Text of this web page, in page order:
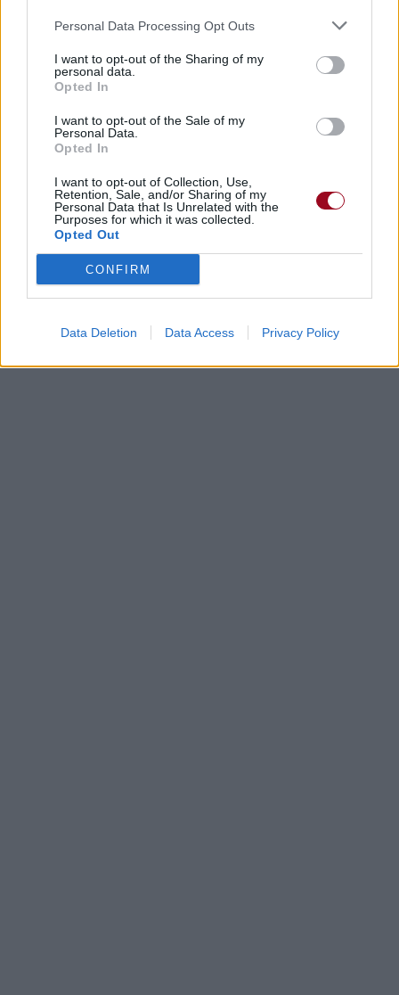
Personal Data Processing Opt Outs
I want to opt-out of the Sharing of my
personal data.
Opted In
I want to opt-out of the Sale of my
Personal Data.
Opted In
I want to opt-out of Collection, Use,
Retention, Sale, and/or Sharing of my
Personal Data that Is Unrelated with the
Purposes for which it was collected.
Opted Out
CONFIRM
Data Deletion Data Access Privacy Policy
Télécharger légalement les MP3 sur
Trouver des vinyles et des CD sur
meilleur prix sur
Paroles + Traduction Téléchargement
Commentaires
Paroles + Traduction
Commentaires